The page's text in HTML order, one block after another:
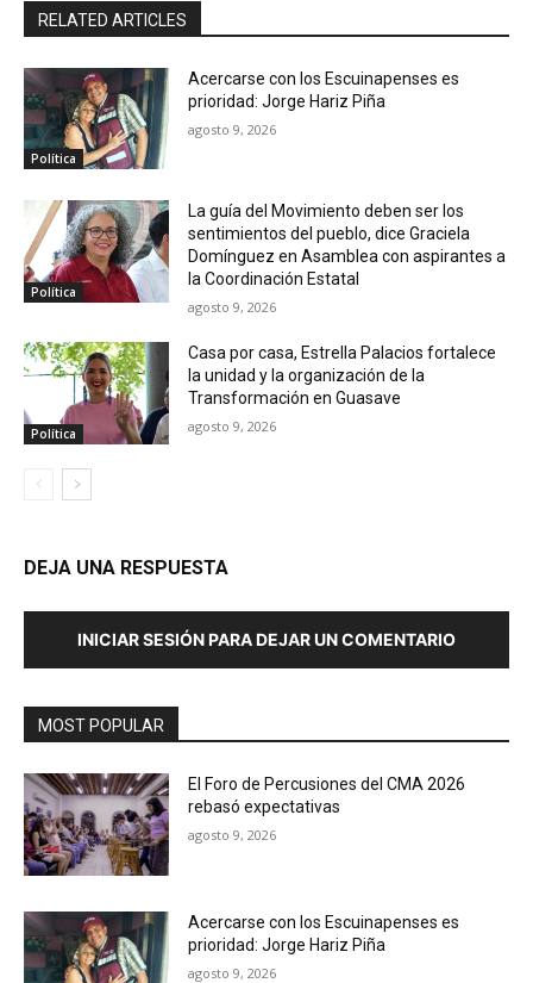
RELATED ARTICLES
Política
Acercarse con los Escuinapenses es
prioridad: Jorge Hariz Piña
agosto 9, 2026
Política
La guía del Movimiento deben ser los
sentimientos del pueblo, dice Graciela
Domínguez en Asamblea con aspirantes a
la Coordinación Estatal
agosto 9, 2026
Política
Casa por casa, Estrella Palacios fortalece
la unidad y la organización de la
Transformación en Guasave
agosto 9, 2026
DEJA UNA RESPUESTA
INICIAR SESIÓN PARA DEJAR UN COMENTARIO
MOST POPULAR
El Foro de Percusiones del CMA 2026
rebasó expectativas
agosto 9, 2026
Acercarse con los Escuinapenses es
prioridad: Jorge Hariz Piña
agosto 9, 2026